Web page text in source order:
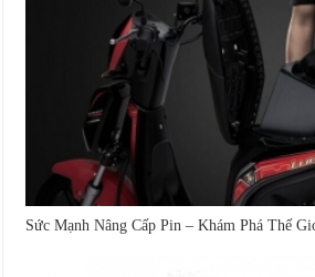
Sức Mạnh Nâng Cấp Pin – Khám Phá Thế